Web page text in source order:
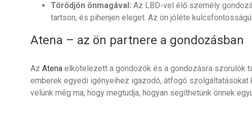
Törődjön önmagával: Az LBD-vel élő személy
tartson, és pihenjen eleget. Az ön jóléte
Atena – az ön partnere a gondozásban
Az Atena elkötelezett a gondozók és a gondozásra szorulók
emberek egyedi igényeihez igazodó, átfogó szolgáltatásokat
velünk még ma, hogy megtudja, hogyan segíthetünk önnek